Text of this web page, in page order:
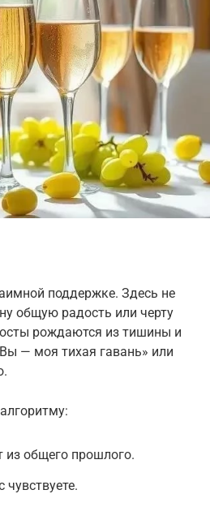
поддержке. Здесь не
общую радость или черту
рождаются из тишины и
— моя тихая гавань» или
общего прошлого.